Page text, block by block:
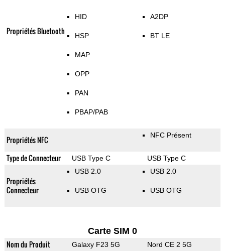
Propriétés Bluetooth
HID
HSP
MAP
OPP
PAN
PBAP/PAB
A2DP
BT LE
Propriétés NFC NFC Présent
Type de Connecteur USB Type C USB Type C
Propriétés
Connecteur
USB 2.0
USB OTG
USB 2.0
USB OTG
Carte SIM 0
Nom du Produit Galaxy F23 5G Nord CE 2 5G